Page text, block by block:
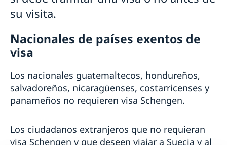
su visita.
Nacionales de países exentos de
visa
Los nacionales guatemaltecos, hondureños,
salvadoreños, nicaragüenses, costarricenses y
panameños no requieren visa Schengen.
Los ciudadanos extranjeros que no requieran
visa Schengen y que deseen viajar a Suecia y al